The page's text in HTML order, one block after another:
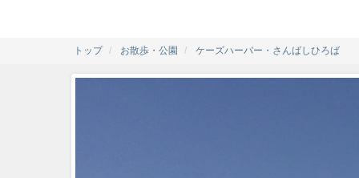
トップ お散歩・公園 ケーズハーバー・さんばしひろば